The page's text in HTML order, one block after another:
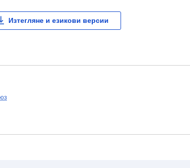
Изтегляне и езикови версии